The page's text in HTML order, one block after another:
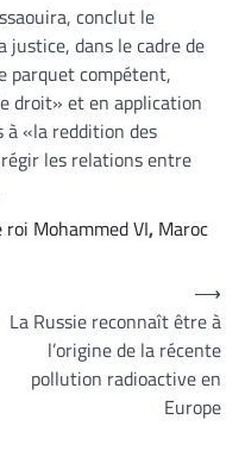
conclut le
justice, dans le cadre de
parquet compétent,
droit» et en application
«la reddition des
les relations entre
roi Mohammed VI, Maroc
La Russie reconnaît être à
l’origine de la récente
pollution radioactive en
Europe
⟶